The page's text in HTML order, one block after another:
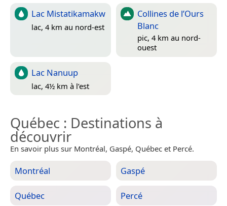
Lac Mistatikamakw
lac, 4 km au nord-est
Collines de l’Ours
Blanc
pic, 4 km au nord-
ouest
Lac Nanuup
lac, 4½ km à l’est
Québec : Destinations à
découvrir
En savoir plus sur Montréal, Gaspé, Québec et Percé.
Montréal Gaspé
Québec Percé